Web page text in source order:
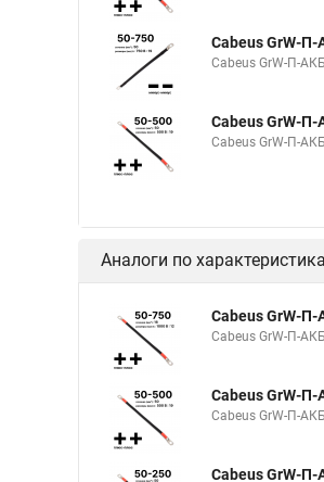
Cabeus GrW-
Cabeus GrW-П-
Cabeus GrW-
Cabeus GrW-П-
Аналоги по
Cabeus GrW-
Cabeus GrW-П-
Cabeus GrW-
Cabeus GrW-П-
Cabeus GrW-